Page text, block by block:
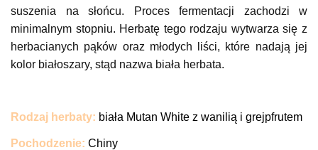
suszenia na słońcu. Proces fermentacji zachodzi w
minimalnym stopniu. Herbatę tego rodzaju wytwarza się z
herbacianych pąków oraz młodych liści, które nadają jej
kolor białoszary, stąd nazwa biała herbata.
Rodzaj herbaty: biała Mutan White z wanilią i grejpfrutem
Pochodzenie: Chiny